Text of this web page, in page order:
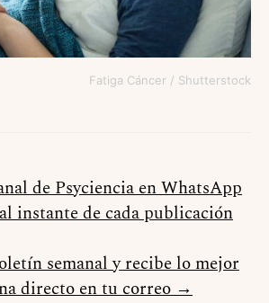
Fatiga Cáncer / Shutterstock
de Psyciencia en WhatsApp
instante de cada publicación
semanal y recibe lo mejor
directo en tu correo →